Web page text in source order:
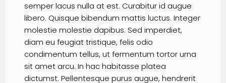
semper lacus nulla at est. Curabitur id augue
libero. Quisque bibendum mattis luctus. Integer
molestie molestie dapibus. Sed imperdiet,
diam eu feugiat tristique, felis odio
condimentum tellus, ut fermentum tortor urna
sit amet arcu. In hac habitasse platea
dictumst. Pellentesque purus augue, hendrerit